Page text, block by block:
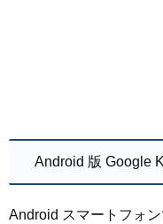
Android 版 Google
Android スマートフォ